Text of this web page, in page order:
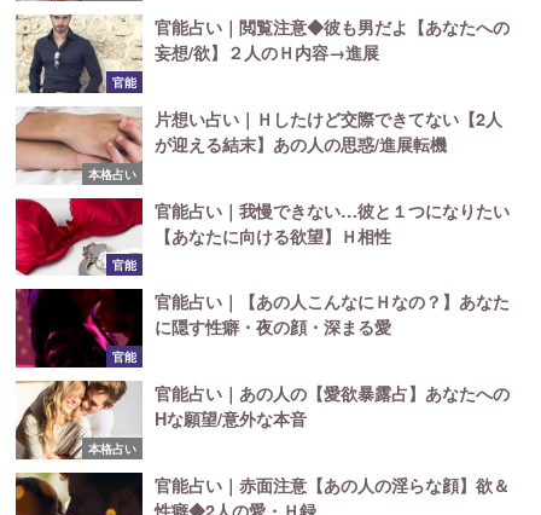
官能
官能占い｜閲覧注意◆彼も男だよ【あなたへの
妄想/欲】２人のＨ内容→進展
本格占い
片想い占い｜Ｈしたけど交際できてない【2人
が迎える結末】あの人の思惑/進展転機
官能
官能占い｜我慢できない…彼と１つになりたい
【あなたに向ける欲望】Ｈ相性
官能
官能占い｜【あの人こんなにＨなの？】あなた
に隠す性癖・夜の顔・深まる愛
本格占い
官能占い｜あの人の【愛欲暴露占】あなたへの
Hな願望/意外な本音
官能占い｜赤面注意【あの人の淫らな顔】欲＆